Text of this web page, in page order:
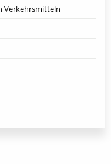
Verkehrsmitteln